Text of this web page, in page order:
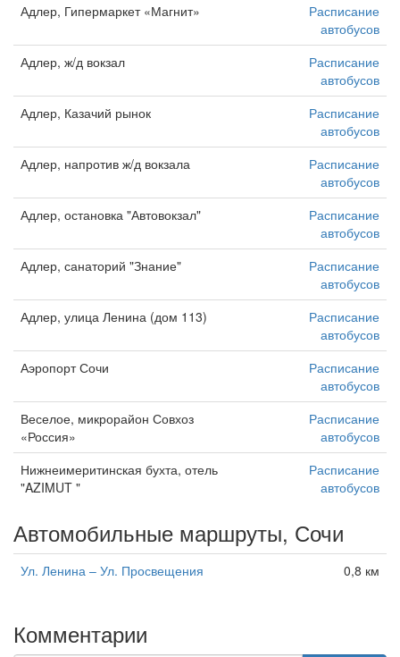
Адлер, Гипермаркет «Магнит»
Расписание
автобусов
Адлер, ж/д вокзал
Расписание
автобусов
Адлер, Казачий рынок
Расписание
автобусов
Адлер, напротив ж/д вокзала
Расписание
автобусов
Адлер, остановка "Автовокзал"
Расписание
автобусов
Адлер, санаторий "Знание"
Расписание
автобусов
Адлер, улица Ленина (дом 113)
Расписание
автобусов
Аэропорт Сочи
Расписание
автобусов
Веселое, микрорайон Совхоз
«Россия»
Расписание
автобусов
Нижнеимеритинская бухта, отель
"AZIMUT "
Расписание
автобусов
Автомобильные маршруты, Сочи
Ул. Ленина – Ул. Просвещения 0,8 км
Комментарии